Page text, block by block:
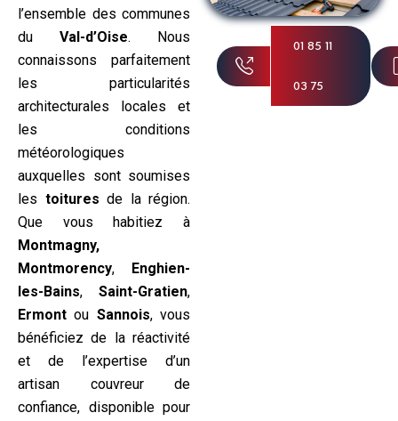
l’ensemble des communes
du Val-d’Oise. Nous
connaissons parfaitement
les particularités
architecturales locales et
les conditions
météorologiques
auxquelles sont soumises
les toitures de la région.
Que vous habitiez à
Montmagny,
Montmorency, Enghien-
les-Bains, Saint-Gratien,
Ermont ou Sannois, vous
bénéficiez de la réactivité
et de l’expertise d’un
artisan couvreur de
confiance, disponible pour
01 85 11
03 75